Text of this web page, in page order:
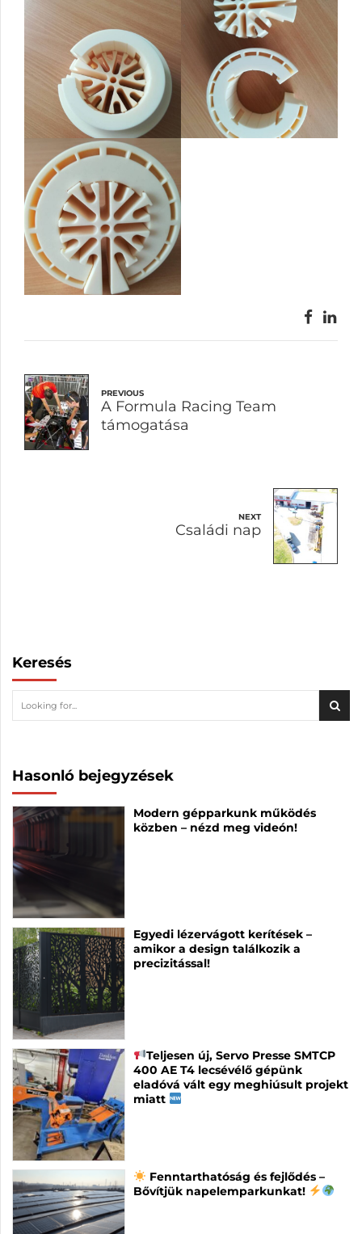
PREVIOUS
A Formula Racing Team
támogatása
NEXT
Családi nap
Keresés
Hasonló bejegyzések
Modern gépparkunk működés
közben – nézd meg videón!
Egyedi lézervágott kerítések –
amikor a design találkozik a
precizitással!
Teljesen új, Servo Presse SMTCP
400 AE T4 lecsévélő gépünk
eladóvá vált egy meghiúsult projekt
miatt
Fenntarthatóság és fejlődés –
Bővítjük napelemparkunkat!